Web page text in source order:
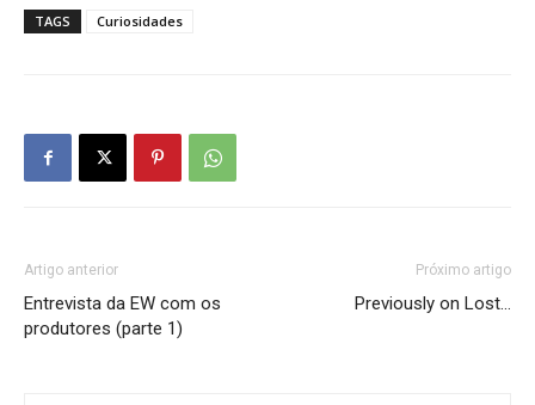
TAGS Curiosidades
Artigo anterior
Entrevista da EW com os
produtores (parte 1)
Próximo artigo
Previously on Lost…